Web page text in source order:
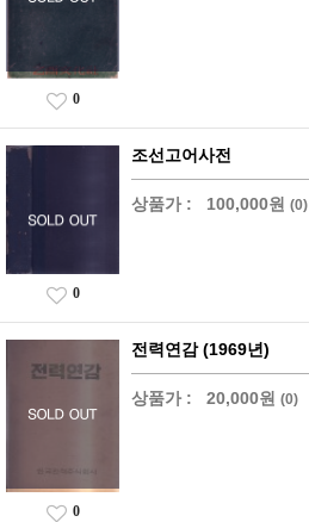
0
조선고어사전
상품가 : 100,000원 (0)
0
전력연감 (1969년)
상품가 : 20,000원 (0)
0